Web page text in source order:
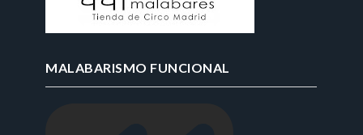
MALABARISMO FUNCIONAL